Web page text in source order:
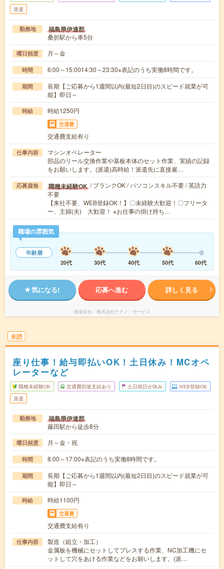
派遣
勤務地 福島県伊達郡
桑折駅から車5分
曜日頻度 月～金
時間 6:00～15:0014:30～23:30※表記のうち実働8時間です。
期間
長期【ご応募から1週間以内(最短2日目)のスピード就業が可
能】即日～
時給 時給1250円
交通費
交通費支給有り
仕事内容
マシンオペレーター
部品のリール交換作業や基板本体のセット作業、実績の記録
をお願いします。(派遣)高時給！派遣先に直接雇…
応募資格 職種未経験OK / ブランクOK / パソコンスキル不要 / 英語力
不要
【来社不要、WEB登録OK！】〇未経験大歓迎！〇フリータ
ー、主婦(夫) 大歓迎！ ※お仕事の掛け持ち…
職場の雰囲気
年齢層
20代
30代 40代 50代 60代
気になる! 応募へ進む 詳しく見る
派遣会社 株式会社テクノ・サービス
未読
座り仕事！給与即払いOK！土日休み！MCオペ
レーターなど
職種未経験OK 交通費別途支給あり 土日祝日が休み WEB登録OK
派遣
勤務地 福島県伊達郡
藤田駅から徒歩8分
曜日頻度 月～金・祝
時間 8:00～17:00※表記のうち実働8時間です。
期間
長期【ご応募から1週間以内(最短2日目)のスピード就業が可
能】即日～
時給 時給1100円
交通費
交通費支給有り
仕事内容
製造（組立・加工）
金属板を機械にセットしてプレスする作業、NC加工機にセ
ットして穴をあける作業などをお願いします。(派…